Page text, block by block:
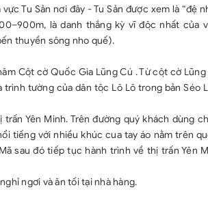
Tu Sản nơi đây - Tu Sản được xem là “đệ
là danh thắng kỳ vĩ độc nhất của
thuyền sông nho quế).
Cột cờ Quốc Gia Lũng Cú . Từ cột cờ
tường của dân tộc Lô Lô trong bản Séo
Yên Minh. Trên đường quý khách dùng
tiếng với nhiều khúc cua tay áo nằm trên
sau đó tiếp tục hành trình về thị trấn Yên
ngơi và ăn tối tại nhà hàng.